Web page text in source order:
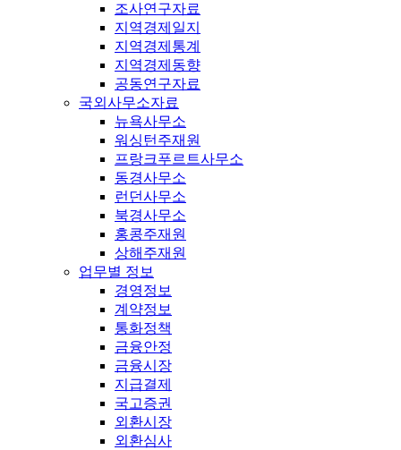
조사연구자료
지역경제일지
지역경제통계
지역경제동향
공동연구자료
국외사무소자료
뉴욕사무소
워싱턴주재원
프랑크푸르트사무소
동경사무소
런던사무소
북경사무소
홍콩주재원
상해주재원
업무별 정보
경영정보
계약정보
통화정책
금융안정
금융시장
지급결제
국고증권
외환시장
외환심사